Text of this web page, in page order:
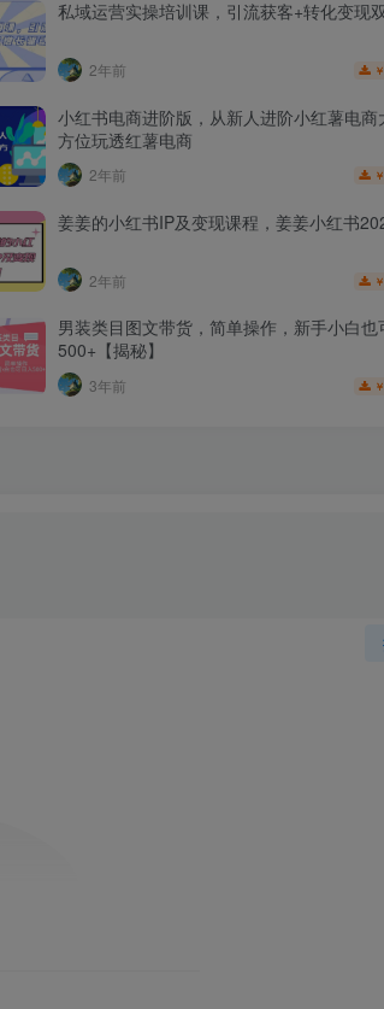
私域运营实操培训课，引流获客+转化变现
2年前 ￥
小红书电商进阶版，从新人进阶小红薯电商
方位玩透红薯电商
2年前 ￥
姜姜的小红书IP及变现课程，姜姜小红书
2年前 ￥
男装类目图文带货，简单操作，新手小白也
500+【揭秘】
3年前 ￥